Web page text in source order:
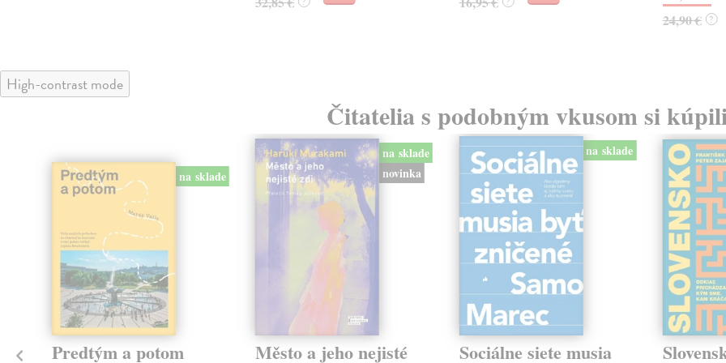
24,90 € ?
High-contrast mode
Čitatelia s podobným vkusom si
na sklade
Predtým a potom
na sklade
novinka
Město a jeho nejisté
na sklade
Sociálne siete musia